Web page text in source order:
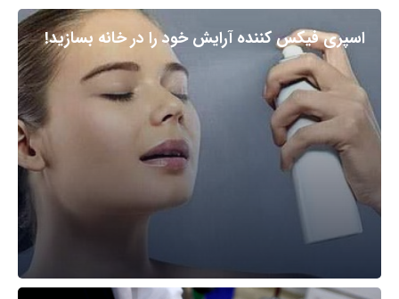
اسپری فیکس کننده آرایش خود را در خانه بسازید!